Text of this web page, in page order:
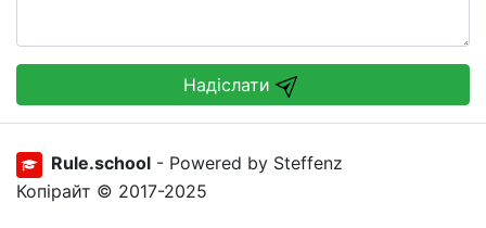
Надіслати
Rule.school - Powered by Steffenz
Копірайт © 2017-2025